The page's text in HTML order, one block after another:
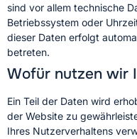
sind vor allem technische
Betriebssystem oder
dieser Daten erfolgt
betreten.
Wofür nutzen wir
Ein Teil der Daten wird
der Website zu
Ihres Nutzerverhaltens